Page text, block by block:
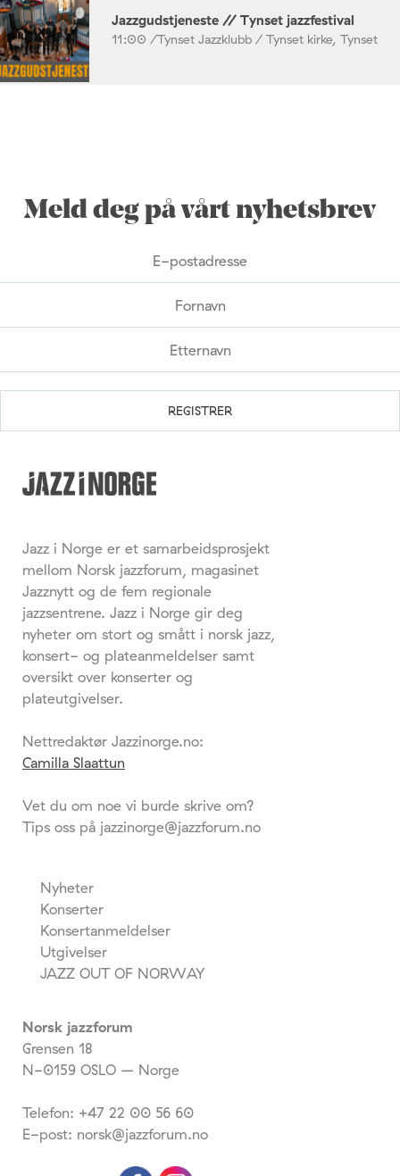
Jazzgudstjeneste // Tynset jazzfestival
11:00 /Tynset Jazzklubb / Tynset kirke, Tynset
Meld deg på vårt nyhetsbrev
Jazz i Norge er et samarbeidsprosjekt
mellom Norsk jazzforum, magasinet
Jazznytt og de fem regionale
jazzsentrene. Jazz i Norge gir deg
nyheter om stort og smått i norsk jazz,
konsert- og plateanmeldelser samt
oversikt over konserter og
plateutgivelser.
Nettredaktør Jazzinorge.no:
Camilla Slaattun
Vet du om noe vi burde skrive om?
Tips oss på jazzinorge@jazzforum.no
Nyheter
Konserter
Konsertanmeldelser
Utgivelser
JAZZ OUT OF NORWAY
Norsk jazzforum
Grensen 18
N-0159 OSLO – Norge
Telefon: +47 22 00 56 60
E-post: norsk@jazzforum.no